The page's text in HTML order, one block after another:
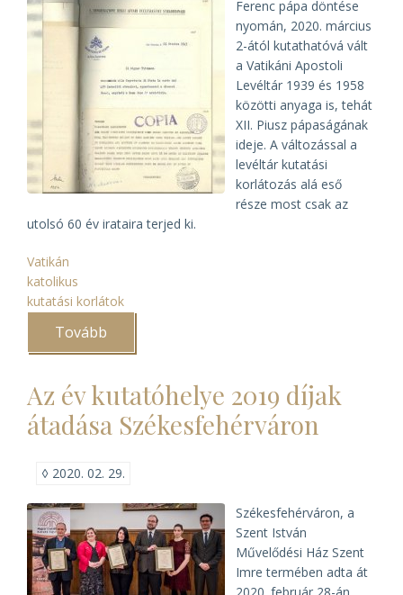
Ferenc pápa döntése
nyomán, 2020. március
2-ától kutathatóvá vált
a Vatikáni Apostoli
Levéltár 1939 és 1958
közötti anyaga is, tehát
XII. Piusz pápaságának
ideje. A változással a
levéltár kutatási
korlátozás alá eső
része most csak az
utolsó 60 év irataira terjed ki.
Vatikán
katolikus
kutatási korlátok
Tovább
Vatikáni
Levéltár
1939
és
1958
Az év kutatóhelye 2019 díjak
átadása Székesfehérváron
◊ 2020. 02. 29.
Székesfehérváron, a
Szent István
Művelődési Ház Szent
Imre termében adta át